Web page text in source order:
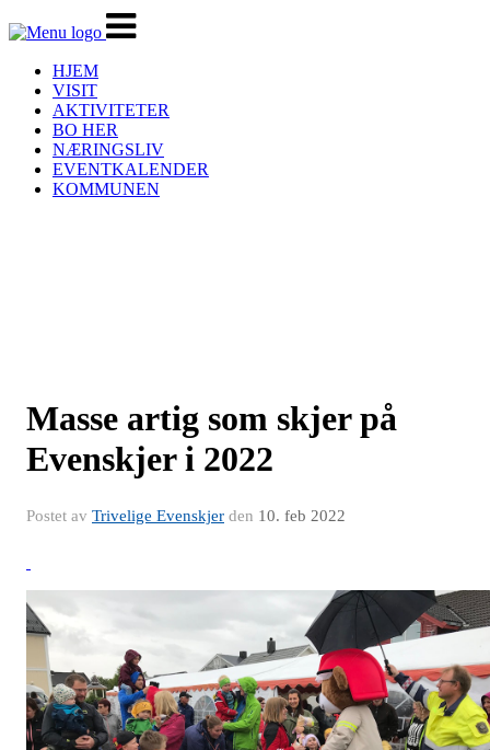
Veksle
navigasjon
HJEM
VISIT
AKTIVITETER
BO HER
NÆRINGSLIV
EVENTKALENDER
KOMMUNEN
Masse artig som skjer på
Evenskjer i 2022
Postet av Trivelige Evenskjer den 10. feb 2022